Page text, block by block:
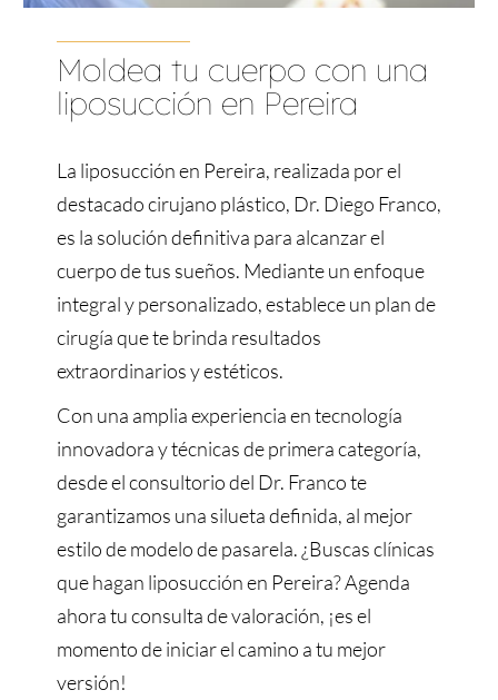
Moldea tu cuerpo con una
liposucción en Pereira
La liposucción en Pereira, realizada por el
destacado cirujano plástico, Dr. Diego Franco,
es la solución definitiva para alcanzar el
cuerpo de tus sueños. Mediante un enfoque
integral y personalizado, establece un plan de
cirugía que te brinda resultados
extraordinarios y estéticos.
Con una amplia experiencia en tecnología
innovadora y técnicas de primera categoría,
desde el consultorio del Dr. Franco te
garantizamos una silueta definida, al mejor
estilo de modelo de pasarela. ¿Buscas clínicas
que hagan liposucción en Pereira? Agenda
ahora tu consulta de valoración, ¡es el
momento de iniciar el camino a tu mejor
versión!